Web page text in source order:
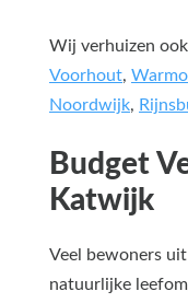
Wij verhuizen
Voorhout,
Noordwijk,
Budget
Katwijk
Veel bewoners
natuurlijke